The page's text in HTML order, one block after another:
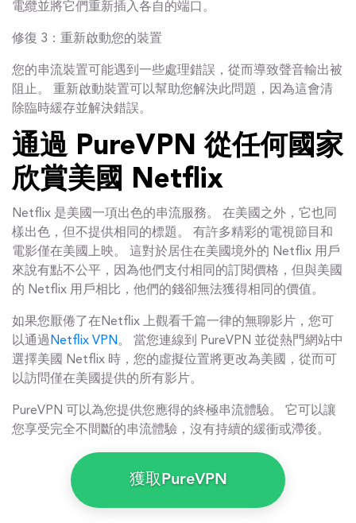
電纜並將它們重新插入各自的端口。
修復 3：重新啟動您的裝置
您的串流裝置可能遇到一些處理錯誤，從而導致聲音輸出被
阻止。 重新啟動裝置可以幫助您解決此問題，因為這會清
除臨時緩存並解決錯誤。
通過 PureVPN 從任何國家
欣賞美國 Netflix
Netflix 是美國一項出色的串流服務。 在美國之外，它也同
樣出色，但不提供相同的標題。 有許多精彩的電視節目和
電影僅在美國上映。 這對於居住在美國境外的 Netflix 用戶
來說有點不公平，因為他們支付相同的訂閱價格，但與美國
的 Netflix 用戶相比，他們的錢卻無法獲得相同的價值。
如果您厭倦了在Netflix 上觀看千篇一律的無聊影片，您可
以通過 Netflix VPN。 當您連線到 PureVPN 並從熱門網站中
選擇美國 Netflix 時，您的虛擬位置將更改為美國，從而可
以訪問僅在美國提供的所有影片。
PureVPN 可以為您提供您應得的終極串流體驗。 它可以讓
您享受完全不間斷的串流體驗，沒有持續的緩衝或滯後。
獲取PureVPN